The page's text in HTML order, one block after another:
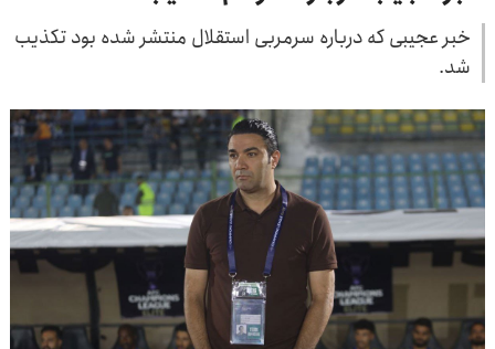
خبر عجیبی که درباره سرمربی استقلال منتشر شده بود تکذیب
شد.